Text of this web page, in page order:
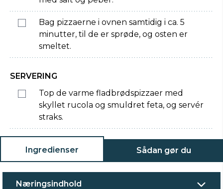
Bag pizzaerne i ovnen samtidig i ca. 5
minutter, til de er sprøde, og osten er
smeltet.
SERVERING
Top de varme fladbrødspizzaer med
skyllet rucola og smuldret feta, og servér
straks.
Ingredienser Sådan gør du
Næringsindhold